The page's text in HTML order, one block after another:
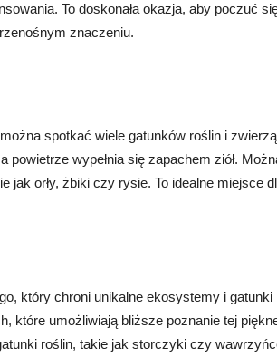
To doskonała okazja, aby poczuć
znaczeniu.
spotkać wiele gatunków roślin i
wypełnia się zapachem ziół.
jak orły, żbiki czy rysie. To idealne miejsce
który chroni unikalne ekosystemy i gatunki
które umożliwiają bliższe poznanie tej
roślin, takie jak storczyki czy